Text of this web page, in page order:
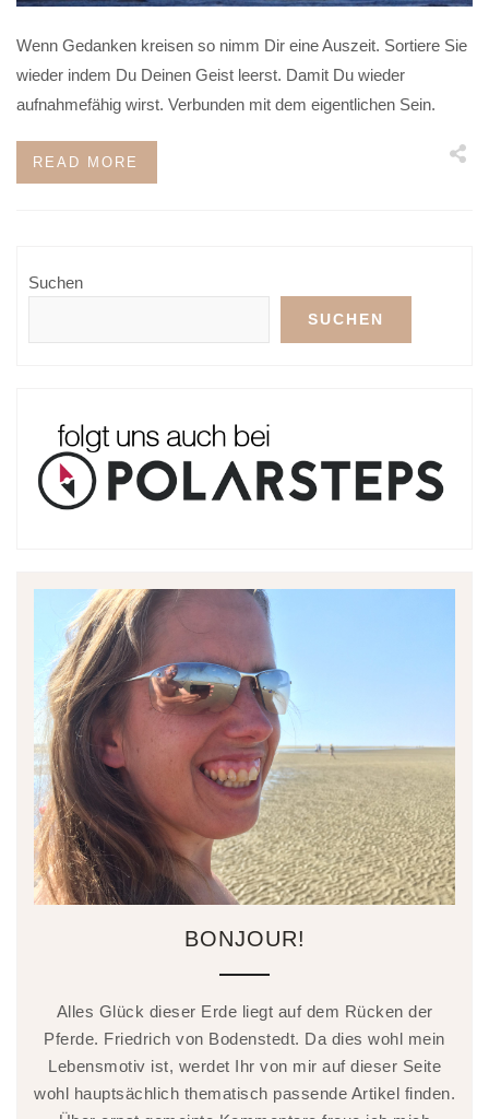
Wenn Gedanken kreisen so nimm Dir eine Auszeit. Sortiere Sie
wieder indem Du Deinen Geist leerst. Damit Du wieder
aufnahmefähig wirst. Verbunden mit dem eigentlichen Sein.
READ MORE
Suchen
SUCHEN
BONJOUR!
Alles Glück dieser Erde liegt auf dem Rücken der
Pferde. Friedrich von Bodenstedt. Da dies wohl mein
Lebensmotiv ist, werdet Ihr von mir auf dieser Seite
wohl hauptsächlich thematisch passende Artikel finden.